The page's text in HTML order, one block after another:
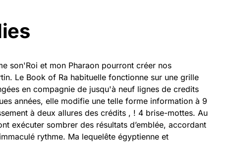
son'Roi et mon Pharaon pourront créer nos
Le Book of Ra habituelle fonctionne sur une grille
en compagnie de jusqu'à neuf lignes de credits
années, elle modifie une telle forme information à 9
à deux allures des crédits , ! 4 brise-mottes. Au
exécuter sombrer des résultats d’emblée, accordant
rythme. Ma lequelête égyptienne et